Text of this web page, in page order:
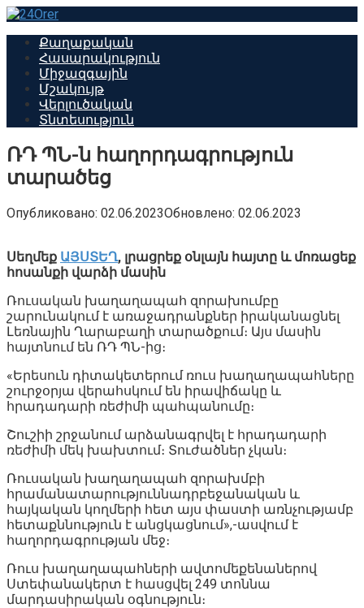
Перейти
контентуՔաղաքական
Հասարակություն
Միջազգային
Մշակույթ
Վերլուծական
Տնտեսություն
ՌԴ ՊՆ-ն հաղորդագրություն
տարածեց
Опубликовано: 02.06.2023Обновлено: 02.06.2023
Սեղմեք ԱՅՍՏԵՂ, լրացրեք օնլայն հայտը և մոռացեք
հոսանքի վարձի մասին
Ռուսական խաղաղապահ զորախումբը
շարունակում է առաջադրանքներ իրականացնել
Լեռնային Ղարաբաղի տարածքում։ Այս մասին
հայտնում են ՌԴ ՊՆ-ից։
«Երեսուն դիտակետերում ռուս խաղաղապահները
շուրջօրյա վերահսկում են իրավիճակը և
հրադադարի ռեժիմի պահպանումը։
Շուշիի շրջանում արձանագրվել է հրադադարի
ռեժիմի մեկ խախտում։ Տուժածներ չկան։
Ռուսական խաղաղապահ զորախմբի
հրամանատարություննադրբեջանական և
հայկական կողմերի հետ այս փաստի առնչությամբ
հետաքննություն է անցկացնում»,-ասվում է
հաղորդագրության մեջ։
Ռուս խաղաղապահների ավտոմեքենաներով
Ստեփանակերտ է հասցվել 249 տոննա
մարդասիրական օգնություն։